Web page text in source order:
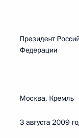
Президент
Москва, Кремль
3 августа 2009